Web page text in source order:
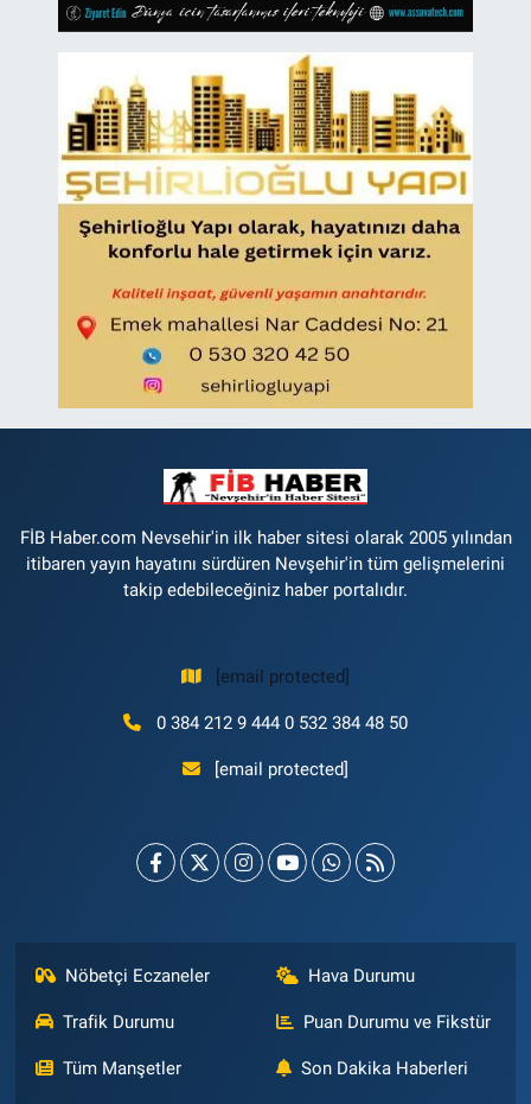
FİB Haber.com Nevsehir'in ilk haber sitesi olarak 2005 yılından
itibaren yayın hayatını sürdüren Nevşehir'in tüm gelişmelerini
takip edebileceğiniz haber portalıdır.
[email protected]
0 384 212 9 444 0 532 384 48 50
[email protected]
Nöbetçi Eczaneler Hava Durumu
Trafik Durumu Puan Durumu ve Fikstür
Tüm Manşetler Son Dakika Haberleri